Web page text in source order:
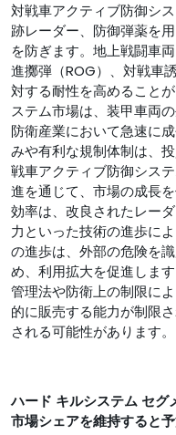
対戦車アクティブ防御シ
跡レーダー、防御弾薬を
を防ぎます。地上戦闘車
進擲弾（ROG）、対戦車
対する耐性を高めること
ステム市場は、装甲車両
防衛産業において急速に
みや有利な規制体制は、
戦車アクティブ防御シス
進を通じて、市場の成長
効率は、改良されたレー
力といった技術の進歩に
の進歩は、外部の危険を
め、利用拡大を促進しま
管理法や防衛上の制限に
的に販売する能力が制限
される可能性がありま
ハード キルシステム セグ
市場シェアを維持すると予